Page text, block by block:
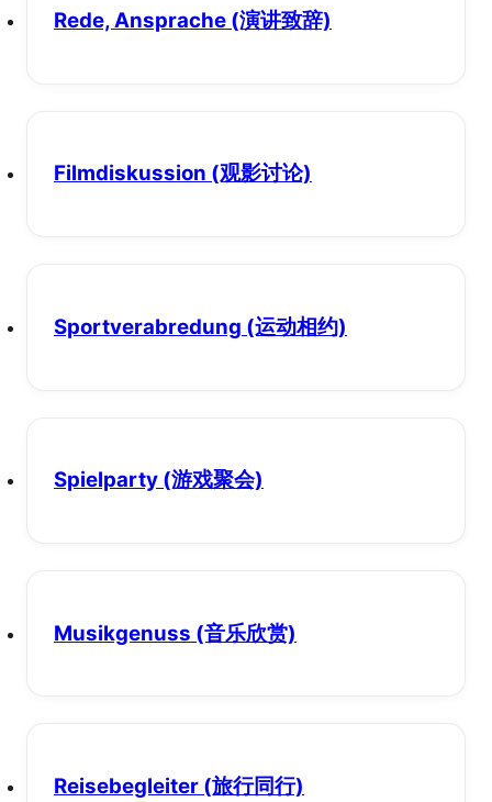
Rede, Ansprache (演讲致辞)
Filmdiskussion (观影讨论)
Sportverabredung (运动相约)
Spielparty (游戏聚会)
Musikgenuss (音乐欣赏)
Reisebegleiter (旅行同行)